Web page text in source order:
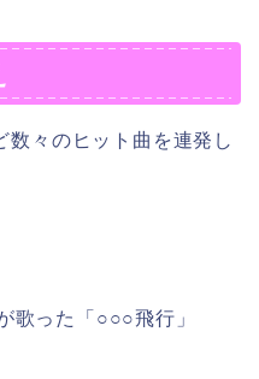
々のヒット曲を連発し
歌った「○○○飛行」